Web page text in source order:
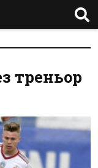
треньор